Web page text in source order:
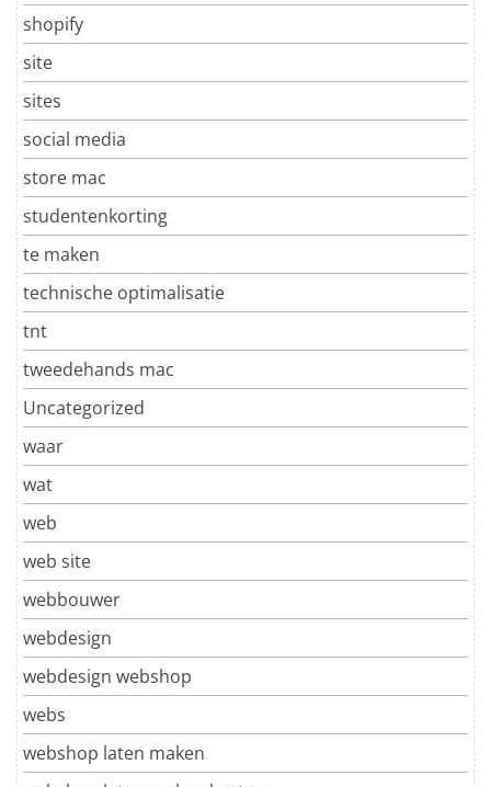
shopify
site
sites
social media
store mac
studentenkorting
te maken
technische optimalisatie
tnt
tweedehands mac
Uncategorized
waar
wat
web
web site
webbouwer
webdesign
webdesign webshop
webs
webshop laten maken